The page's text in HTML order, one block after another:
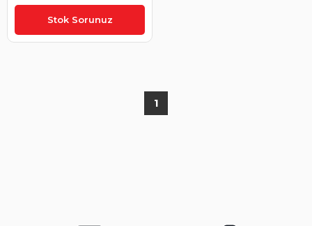
Stok Sorunuz
₺7.141,47
1